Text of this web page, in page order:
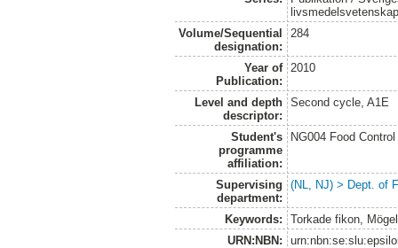
Volume/Sequential
designation:
284
Year of
Publication:
2010
Level and depth
descriptor:
Second cycle, A1E
Student's
programme
affiliation:
NG004 Food
Supervising
department:
(NL, NJ) > Dept. of
Keywords:
Torkade fikon,
URN:NBN: